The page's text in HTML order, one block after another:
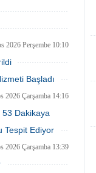
kez doku
hüsrana
9'uncu kez
2026 Perşembe 10:45
2026 Perşembe 10:10
2026 Çarşamba 15:28
Başladı
2026 Çarşamba 14:28
2026 Çarşamba 14:16
Dakikaya
Tespit Ediyor
2026 Çarşamba 14:00
2026 Çarşamba 13:39